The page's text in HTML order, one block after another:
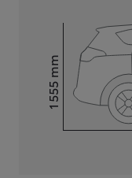
Hauteur1 555
mm